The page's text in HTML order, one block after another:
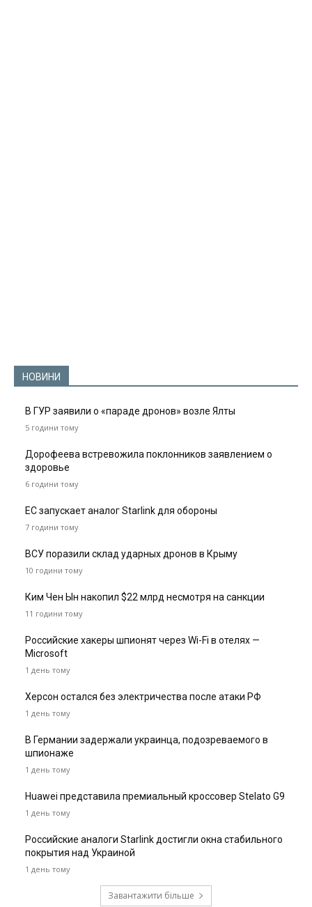
НОВИНИ
В ГУР заявили о «параде дронов» возле Ялты
5 години тому
Дорофеева встревожила поклонников заявлением о
здоровье
6 години тому
ЕС запускает аналог Starlink для обороны
7 години тому
ВСУ поразили склад ударных дронов в Крыму
10 години тому
Ким Чен Ын накопил $22 млрд несмотря на санкции
11 години тому
Российские хакеры шпионят через Wi-Fi в отелях —
Microsoft
1 день тому
Херсон остался без электричества после атаки РФ
1 день тому
В Германии задержали украинца, подозреваемого в
шпионаже
1 день тому
Huawei представила премиальный кроссовер Stelato G9
1 день тому
Российские аналоги Starlink достигли окна стабильного
покрытия над Украиной
1 день тому
Завантажити більше